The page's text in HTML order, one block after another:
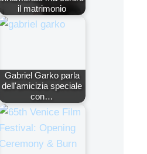
il matrimonio
Gabriel Garko parla
dell'amicizia speciale
con…